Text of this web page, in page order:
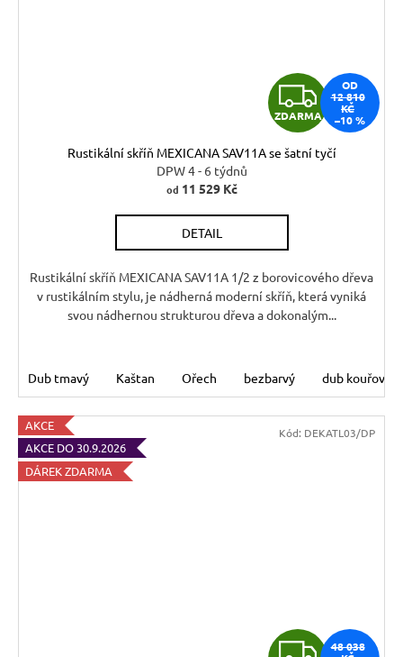
Z
D
A
A
ZDARMA
OD
12 810
KČ
–10 %
Rustikální skříň MEXICANA SAV11A se šatní tyčí
DPW 4 - 6 týdnů
od 11 529 Kč
DETAIL
Rustikální skříň MEXICANA SAV11A 1/2 z borovicového dřeva
v rustikálním stylu, je nádherná moderní skříň, která vyniká
svou nádhernou strukturou dřeva a dokonalým...
Dub tmavý Kaštan Ořech bezbarvý dub kouřový
AKCE
AKCE DO 30.9.2026
DÁREK ZDARMA
48 038
Kód: DEKATL03/DP